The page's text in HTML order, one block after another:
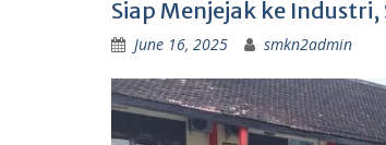
Siap Menjejak ke Industri,
June 16, 2025 smkn2admin